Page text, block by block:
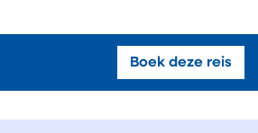
Boek deze reis